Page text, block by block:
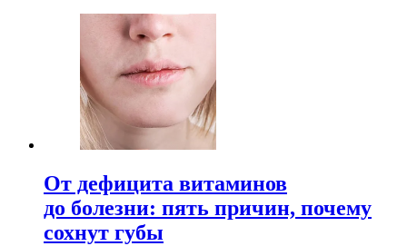
От дефицита витаминов
до болезни: пять причин, почему
сохнут губы